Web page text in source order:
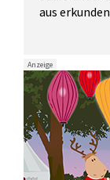
aus
Anzeige